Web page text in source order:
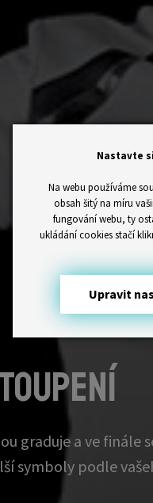
graduje a ve finále
symboly podle
Nastavte
Na webu používáme
obsah šitý na míru
fungování webu, ty
ukládání cookies stačí
Upravit